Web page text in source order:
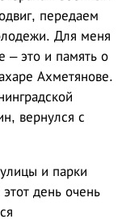
передаем
Для меня
– это и память о
Ахметянове.
вернулся с
и парки
день очень